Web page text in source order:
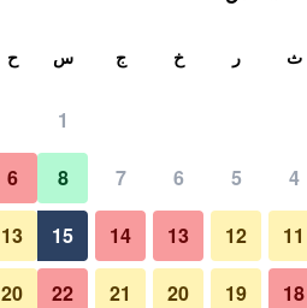
في الليلة
﷼ عرض الصفقة
ث ر خ ج س
1
4
5
6
7
8
11
12
13
14
15
18
19
20
21
22
ح
6
13
20